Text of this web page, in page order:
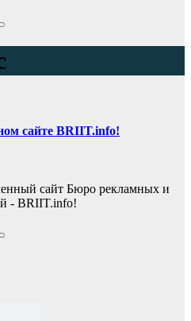
сайте BRIIT.info!
сайт Бюро рекламных и
- BRIIT.info!